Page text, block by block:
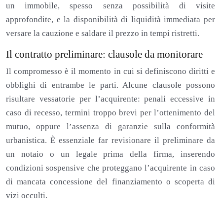
un immobile, spesso senza possibilità di visite
approfondite, e la disponibilità di liquidità immediata per
versare la cauzione e saldare il prezzo in tempi ristretti.
Il contratto preliminare: clausole da monitorare
Il compromesso è il momento in cui si definiscono diritti e
obblighi di entrambe le parti. Alcune clausole possono
risultare vessatorie per l’acquirente: penali eccessive in
caso di recesso, termini troppo brevi per l’ottenimento del
mutuo, oppure l’assenza di garanzie sulla conformità
urbanistica. È essenziale far revisionare il preliminare da
un notaio o un legale prima della firma, inserendo
condizioni sospensive che proteggano l’acquirente in caso
di mancata concessione del finanziamento o scoperta di
vizi occulti.